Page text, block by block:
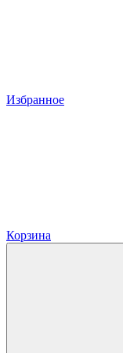
Избранное
Корзина